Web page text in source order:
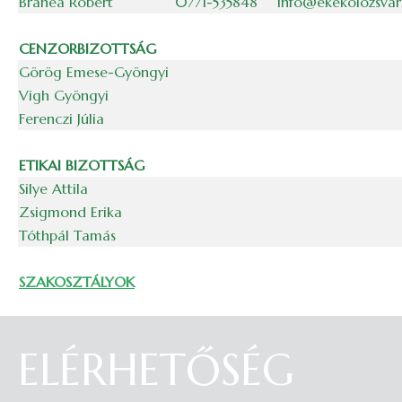
CENZORBIZOTTSÁG
Görög Emese-Gyöngyi
Vigh Gyöngyi
Ferenczi Júlia
ETIKAI BIZOTTSÁG
Silye Attila
Zsigmond Erika
Tóthpál Tamás
SZAKOSZTÁLYOK
ELÉRHETŐSÉG